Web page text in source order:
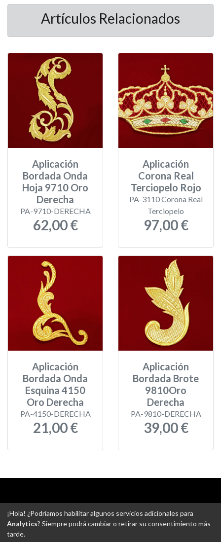
Artículos Relacionados
Aplicación
Bordada Onda
Hoja 9710 Oro
Derecha
PA-9710-DERECHA
62,00 €
Aplicación
Corona Real
Terciopelo Rojo
PA-3110 Corona Real
Terciopelo
97,00 €
Aplicación
Bordada Onda
Esquina 4150
Oro Derecha
PA-4150-DERECHA
21,00 €
Aplicación
Bordada Brote
9810Oro
Derecha
PA-9810-DERECHA
39,00 €
-Gastos de envío-Uso de cookies-Ajustes de Cookies
¡Hola! ¿Podríamos habilitar algunos servicios adicionales para
Analytics? Siempre podrá cambiar o retirar su consentimiento más
tarde.